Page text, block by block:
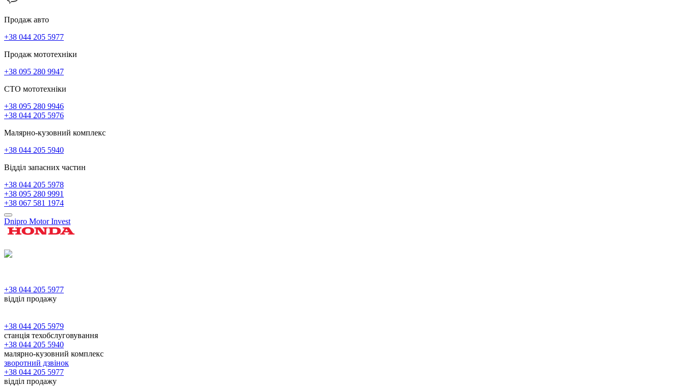
Продаж авто
+38 044 205 5977
Продаж мототехніки
+38 095 280 9947
СТО мототехніки
+38 095 280 9946
+38 044 205 5976
Малярно-кузовний комплекс
+38 044 205 5940
Відділ запасних частин
+38 044 205 5978
+38 095 280 9991
+38 067 581 1974
Dnipro Motor Invest
+38 044 205 5977
відділ продажу
+38 044 205 5979
станція техобслуговування
+38 044 205 5940
малярно-кузовний комплекс
зворотний дзвінок
+38 044 205 5977
відділ продажу